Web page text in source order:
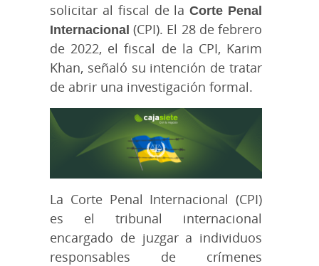
solicitar al fiscal de laCorte Penal
Internacional (CPI). El 28 de febrero
de 2022, el fiscal de la CPI, Karim
Khan, señaló su intención de tratar
de abrir una investigación formal.
La Corte Penal Internacional (CPI)
es el tribunal internacional
encargado de juzgar a individuos
responsables de crímenes